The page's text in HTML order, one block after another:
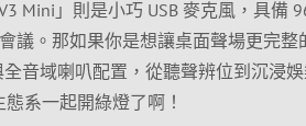
Mini」則是小巧 USB 麥克風，具備
議。那如果你是想讓桌面聲場更完整
全音域喇叭配置，從聽聲辨位到沉浸
系一起開綠燈了啊！